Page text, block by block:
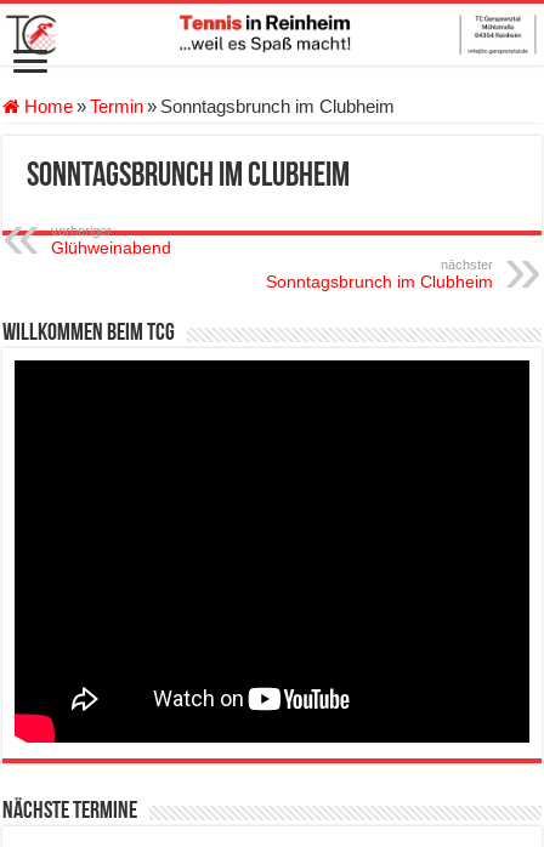
Home»Termin» Sonntagsbrunch im Clubheim
Sonntagsbrunch im Clubheim
vorheriger
Glühweinabend
nächster
Sonntagsbrunch im Clubheim
Willkommen beim TCG
Nächste Termine